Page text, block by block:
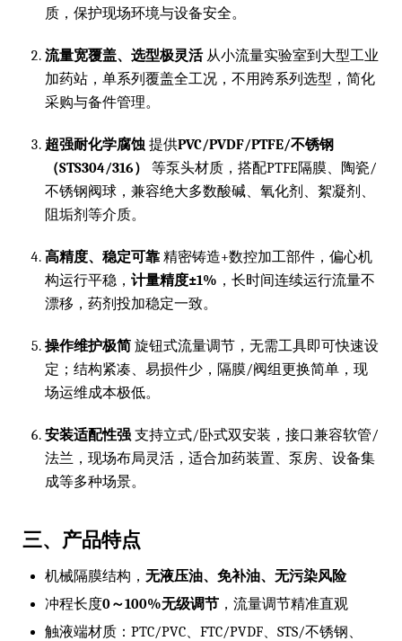
质，保护现场环境与设备安全。
流量宽覆盖、选型极灵活从小流量实验室到大型工业
加药站，单系列覆盖全工况，不用跨系列选型，简化
采购与备件管理。
超强耐化学腐蚀 提供PVC/PVDF/PTFE/不锈钢
（STS304/316）
等泵头材质，搭配PTFE隔膜、陶瓷/
不锈钢阀球，兼容绝大多数酸碱、氧化剂、絮凝剂、
阻垢剂等介质。
高精度、稳定可靠 精密铸造+数控加工部件，偏心机
构运行平稳， 计量精度±1% ，长时间连续运行流量不
漂移，药剂投加稳定一致。
操作维护极简 旋钮式流量调节，无需工具即可快速设
定；结构紧凑、易损件少，隔膜/阀组更换简单，现
场运维成本极低。
安装适配性强 支持立式/卧式双安装，接口兼容软管/
法兰，现场布局灵活，适合加药装置、泵房、设备集
成等多种场景。
三、产品特点
机械隔膜结构， 无液压油、免补油、无污染风险
冲程长度0～100%无级调节 ，流量调节精准直观
触液端材质：PTC/PVC、FTC/PVDF、STS/不锈钢、